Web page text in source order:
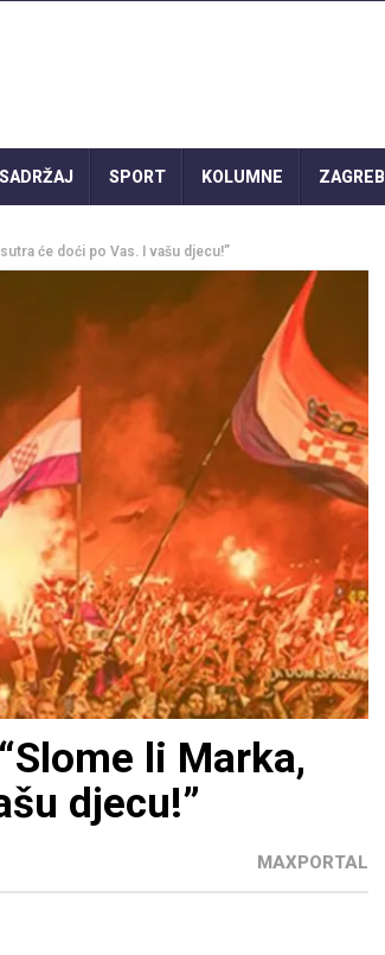
SPORT KOLUMNE ZAGREB
će doći po Vas. I vašu djecu!”
li Marka,
djecu!”
MAXPORTAL